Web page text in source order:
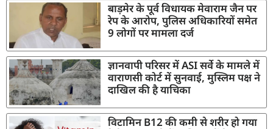
बाड़मेर के पूर्व विधायक मेवाराम जैन पर
रेप के आरोप, पुलिस अधिकारियों समेत
9 लोगों पर मामला दर्ज
ज्ञानवापी परिसर में ASI सर्वे के मामले में
वाराणसी कोर्ट में सुनवाई, मुस्लिम पक्ष ने
दाखिल की है याचिका
विटामिन B12 की कमी से शरीर हो गया